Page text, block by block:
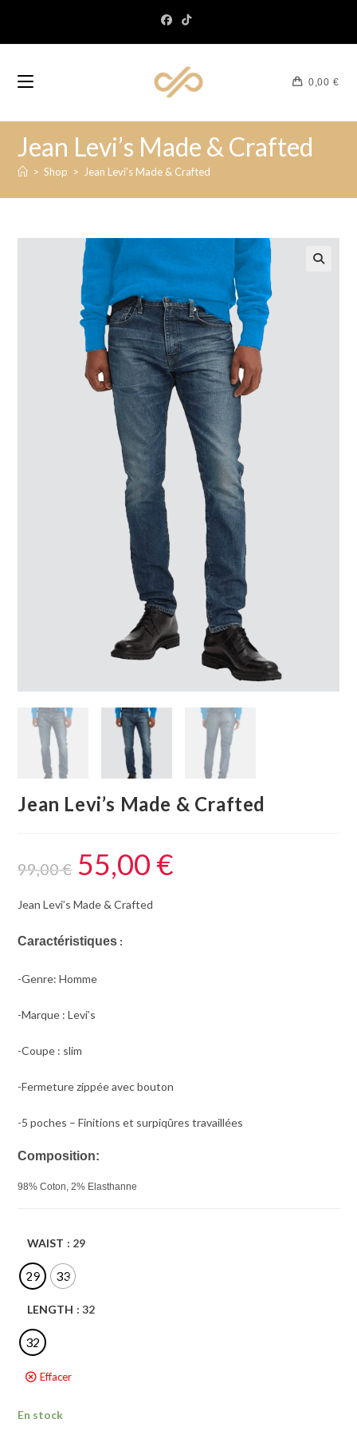
0,00 €
Jean Levi’s Made & Crafted
> Shop > Jean Levi’s Made & Crafted
Jean Levi’s Made & Crafted
99,00€ 55,00 €
Jean Levi’s Made & Crafted
Caractéristiques :
-Genre: Homme
-Marque : Levi’s
-Coupe : slim
-Fermeture zippée avec bouton
-5 poches – Finitions et surpiqûres travaillées
Composition:
98% Coton, 2% Elasthanne
WAIST : 29
29 33
LENGTH : 32
32
Effacer
En stock